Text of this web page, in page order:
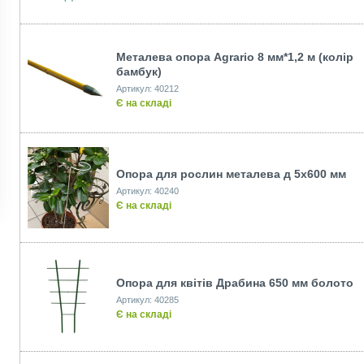
Металева опора Agrario 8 мм*1,2 м (колiр
бамбук)
Артикул: 40212
Є на складі
Опора для рослин металева д 5х600 мм
Артикул: 40240
Є на складі
Опора для квітів Драбина 650 мм болото
Артикул: 40285
Є на складі